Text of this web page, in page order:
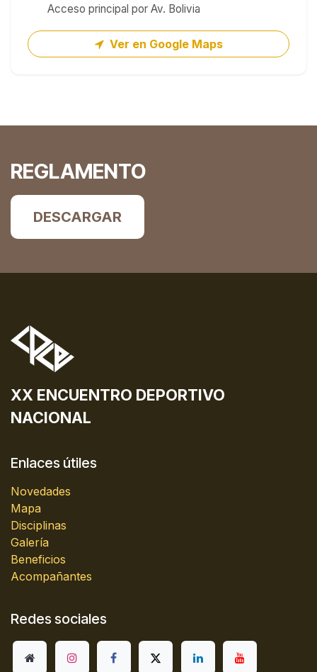
Acceso principal por Av. Bolivia
Ver en Google Maps
REGLAMENTO
DESCARGAR
XX ENCUENTRO DEPORTIVO
NACIONAL
Enlaces útiles
Novedades
Mapa
Disciplinas
Galería
Beneficios
Acompañantes
Redes sociales